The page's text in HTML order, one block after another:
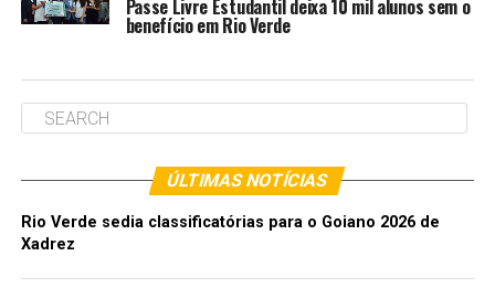
Passe Livre Estudantil deixa 10 mil alunos sem o
benefício em Rio Verde
ÚLTIMAS NOTÍCIAS
Rio Verde sedia classificatórias para o Goiano 2026 de
Xadrez